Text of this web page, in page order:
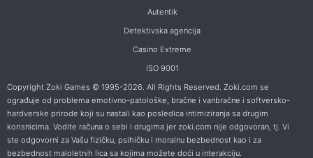
Autentik
Detektivska agencija
Casino Extreme
ISO 9001
Copyright Zoki Games © 1995-2026. All Rights Reserved. Zoki.com se
ograđuje od problema emotivno-patološke, bračne i vanbračne i softversko-
hardverske prirode koji su nastali kao posledica intimiziranja sa drugim
korisnicima. Vodite računa o sebi i drugima jer zoki.com nije odgovoran, tj. Vi
ste odgovorni za Vašu fizičku, psihičku i moralnu bezbednost kao i za
bezbednost maloletnih lica sa kojima možete doći u interakciju.